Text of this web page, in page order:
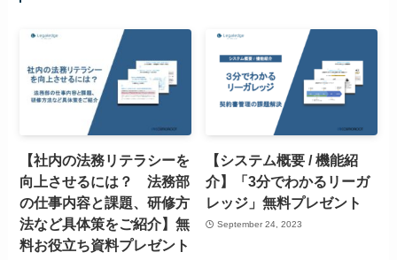
【社内の法務リテラシーを
向上させるには？ 法務部
の仕事内容と課題、研修方
法など具体策をご紹介】無
料お役立ち資料プレゼント
【システム概要 / 機能紹
介】「3分でわかるリーガ
レッジ」無料プレゼント
September 24, 2023